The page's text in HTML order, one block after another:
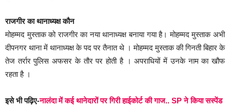
राजगीर का थानाध्यक्ष कौन
मोहम्मद मुस्ताक को राजगीर का नया थानाध्यक्ष बनाया गया है। मोहम्मद मुस्ताक अभी
दीपनगर थाना में थानाध्यक्ष के पद पर तैनात थे । मोहम्मद मुस्ताक की गिनती बिहार के
तेज तर्रार पुलिस अफसर के तौर पर होती है । अपराधियों में उनके नाम का खौफ
रहता है ।
इसे भी पढ़िए-नालंदा में कई थानेदारों पर गिरी हाईकोर्ट की गाज.. SP ने किया सस्पेंड